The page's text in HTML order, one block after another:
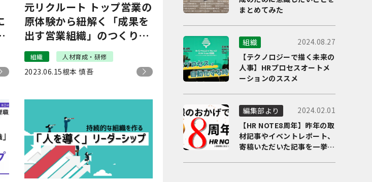
元リクルート トップ営業の
原体験から紐解く「成果を
出す営業組織」のつくりか
た組織 人材育成・研修
2023.06.15根本 慎吾
まとめてみた
組織
2024.08.27
【テクノロジーで描く未来の
人事】HRプロセスオートメ
ーションのススメ
編集部より
2024.02.01
【HR NOTE8周年】昨年の取
材記事やイベントレポート、
寄稿いただいた記事を一挙に